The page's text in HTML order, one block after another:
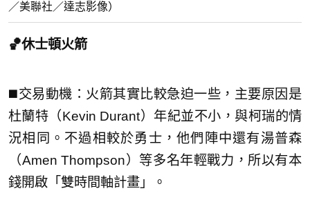
／美聯社／達志影像）
🏀休士頓火箭
◼️交易動機：火箭其實比較急迫一些，主要原因是
杜蘭特（Kevin Durant）年紀並不小，與柯瑞的情
況相同。不過相較於勇士，他們陣中還有湯普森
（Amen Thompson）等多名年輕戰力，所以有本
錢開啟「雙時間軸計畫」。